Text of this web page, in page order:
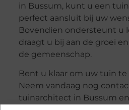
in Bussum, kunt u een
perfect aansluit bij uw
Bovendien ondersteunt u
draagt u bij aan de groei
de gemeenschap.
Bent u klaar om uw tuin te
Neem vandaag nog
tuinarchitect in Bussum